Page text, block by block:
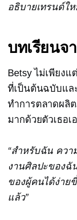
อธิบายเทรนด์ให
บทเรียนจ
Betsy ไม่เพียง
ที่เป็นต้นฉบับแล
ทำการตลาดผลิ
มากด้วยตัวเธอเ
“สำหรับฉัน ควา
งานศิลปะของฉั
ของผู้คนได้ง่าย
แล้ว”